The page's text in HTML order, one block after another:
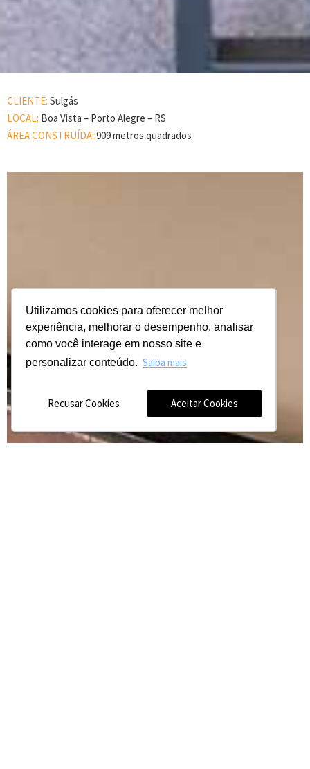
Utilizamos cookies para oferecer melhor
experiência, melhorar o desempenho, analisar
como você interage em nosso site e
personalizar conteúdo. Saiba mais
Recusar Cookies Aceitar Cookies
CLIENTE: Sulgás
LOCAL: Boa Vista – Porto Alegre – RS
ÁREA CONSTRUÍDA: 909 metros quadrados